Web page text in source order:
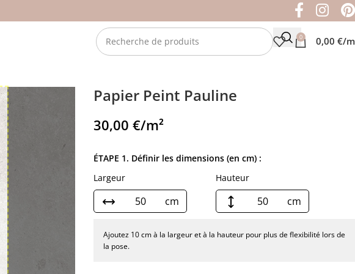
0 0,00 €/
Papier Peint Pauline
30,00 €/m²
ÉTAPE 1. Définir les dimensions (en cm) :
Largeur
cm
Hauteur
cm
Ajoutez 10 cm à la largeur et à la hauteur pour plus de flexibilité lors de
la pose.